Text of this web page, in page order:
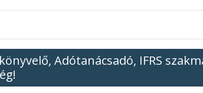
Adótanácsadó, IFRS